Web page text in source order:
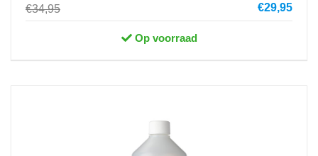
€34,95 €29,95
Op voorraad